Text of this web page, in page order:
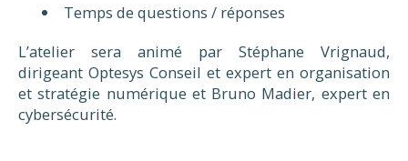
Temps de questions / réponses
L’atelier sera animé par Stéphane Vrignaud,
dirigeant Optesys Conseil et expert en organisation
et stratégie numérique et Bruno Madier, expert en
cybersécurité.